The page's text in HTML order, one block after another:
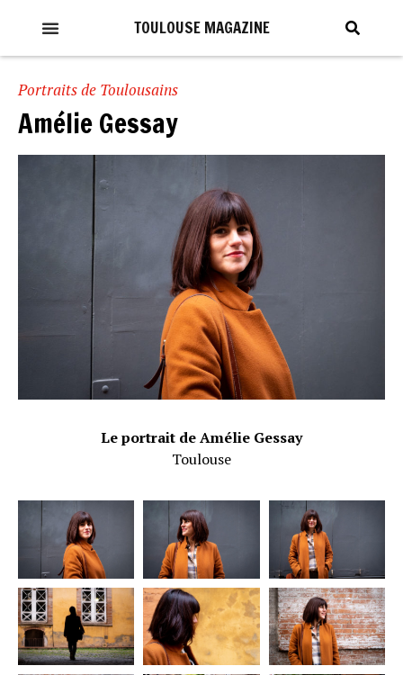
TOULOUSE MAGAZINE
Portraits de Toulousains
Amélie Gessay
Le portrait de Amélie Gessay
Toulouse